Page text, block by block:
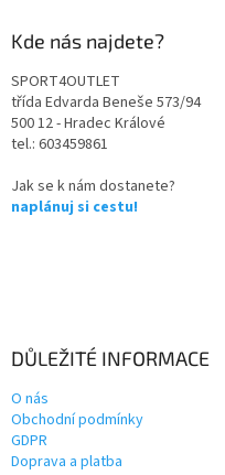
Kde nás najdete?
SPORT4OUTLET
třída Edvarda Beneše 573/94
500 12 - Hradec Králové
tel.: 603459861
Jak se k nám dostanete?
naplánuj si cestu!
DŮLEŽITÉ INFORMACE
O nás
Obchodní podmínky
GDPR
Doprava a platba